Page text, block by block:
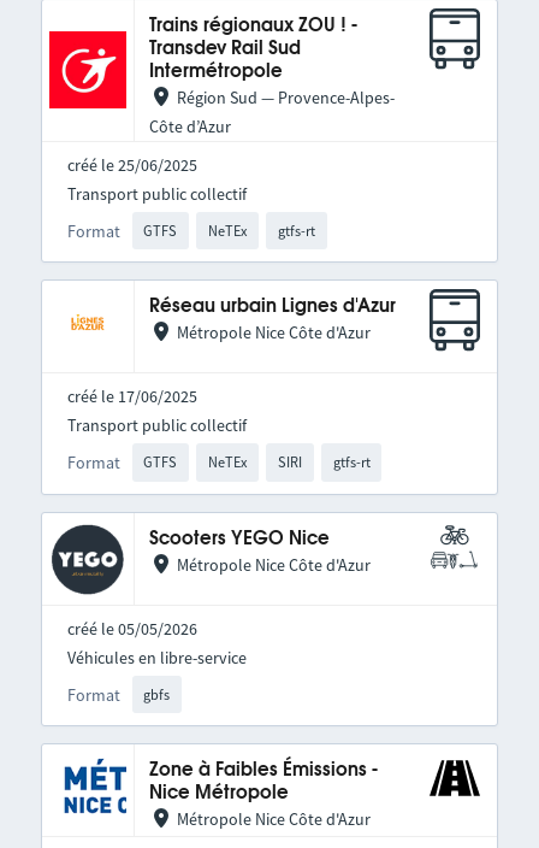
Trains régionaux ZOU ! -
Transdev Rail Sud
Intermétropole
Région Sud — Provence-Alpes-
Côte d’Azur
créé le 25/06/2025
Format GTFS NeTEx gtfs-rt
Transport public collectif
Réseau urbain Lignes d'Azur
Métropole Nice Côte d'Azur
créé le 17/06/2025
Format GTFS NeTEx SIRI gtfs-rt
Transport public collectif
Scooters YEGO Nice
Métropole Nice Côte d'Azur
créé le 05/05/2026
Format gbfs
Véhicules en libre-service
Zone à Faibles Émissions -
Nice Métropole
Métropole Nice Côte d'Azur